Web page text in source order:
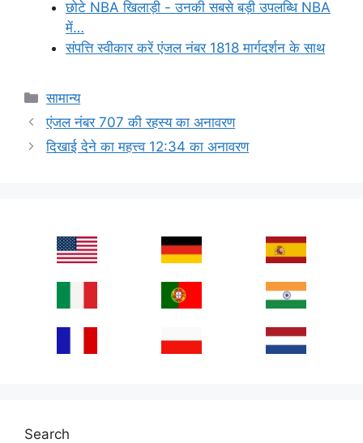
छोटे NBA खिलाड़ी - उनकी सबसे बड़ी उपलब्धि NBA
में…
संपत्ति स्वीकार करें एंजल नंबर 1818 मार्गदर्शन के साथ
Categories
सामान्य
एंजल नंबर 707 की रहस्य का अनावरण
दिखाई देने का महत्त्व 12:34 का अनावरण
Search